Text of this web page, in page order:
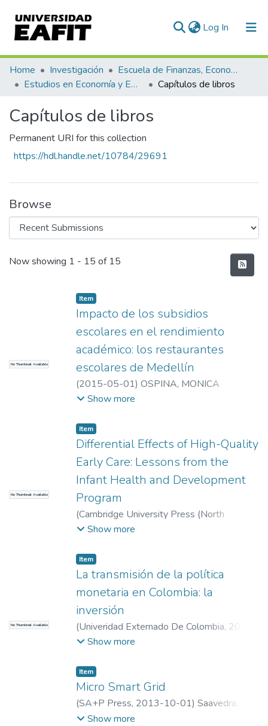
Log In (current)
Communities & Collections
All of DSpace
Statistics
Home Investigación
Escuela de Finanzas, Economía y Gobierno
Estudios en Economía y Empresa (GEE)
Capítulos de libros
Capítulos de libros
Permanent URI for this collection
https://hdl.handle.net/10784/29691
Browse
Recent Submissions
Now showing 1 - 15 of 15
No Thumbnail Available
Item
Impacto de los subsidios
escolares en el rendimiento
académico: los restaurantes
escolares de Medellín
(2015-05-01) OSPINA, MONICA
PATRICIA;GARCES, JOSE DAVID
JOSE DAVID
Departamento de Economía y Finanzas;
Estudios en Economía y Empresa (GEE)
Show more
No Thumbnail Available
Item
Differential Effects of High-Quality
Early Care: Lessons from the
Infant Health and Development
Program
(Cambridge University Press (North
America),2019-01-01
EAFIT. Departamento de Economía y
Finanzas;Estudios en Economía y Empresa
Show more
No Thumbnail Available
Item
La transmisión de la política
monetaria en Colombia: la
inversión
(Univeridad Externado De Colombia, 2010-
01-01)BOTERO, JESUS ALONSO
BOTERO, JESUS ALONSO
GUTIERREZ;RAMIREZ, ANDRES
Universidad EAFIT. Departamento de
Economía y Finanzas
Show more
Item
Micro Smart Grid
(SA+P Press, 2013-10-01) Saavedra,
Fabiola;Saavedra, Fabiola
Show more